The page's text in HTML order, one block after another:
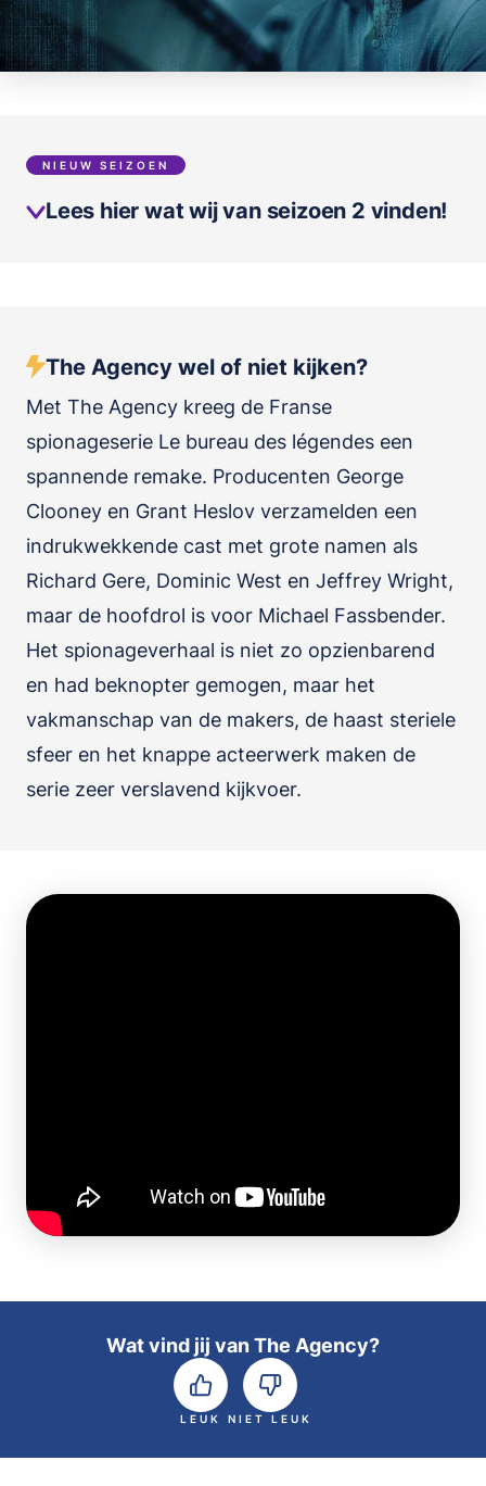
NIEUW SEIZOEN
Lees hier wat wij van seizoen 2 vinden!
The Agency wel of niet kijken?
Met The Agency kreeg de Franse
spionageserie Le bureau des légendes een
spannende remake. Producenten George
Clooney en Grant Heslov verzamelden een
indrukwekkende cast met grote namen als
Richard Gere, Dominic West en Jeffrey Wright,
maar de hoofdrol is voor Michael Fassbender.
Het spionageverhaal is niet zo opzienbarend
en had beknopter gemogen, maar het
vakmanschap van de makers, de haast steriele
sfeer en het knappe acteerwerk maken de
serie zeer verslavend kijkvoer.
Wat vind jij van The Agency?
LEUK NIET LEUK